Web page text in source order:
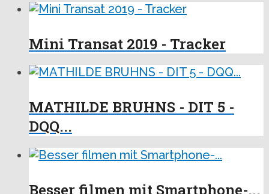
Mini Transat 2019 - Tracker
MATHILDE BRUHNS - DIT 5 -
DQQ...
Besser filmen mit Smartphone-...